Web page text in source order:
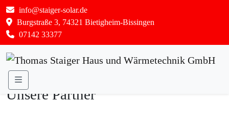
info@staiger-solar.de
Burgstraße 3, 74321 Bietigheim-Bissingen
07142 33377
Menu
Unsere Partner